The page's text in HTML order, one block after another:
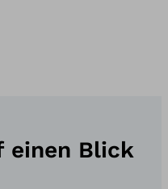
einen Blick